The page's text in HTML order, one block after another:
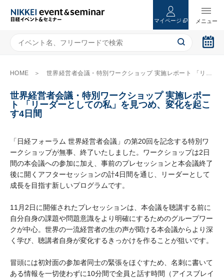
マイページ
HOME 世界経営者会議・特別ワークショップ 実施レポート 「リーダーとしての私」を見つめ、変化を起こす4日間
世界経営者会議・特別ワークショップ 実施レポー
ト 「リーダーとしての私」を見つめ、変化を起こ
す4日間
「日経フォーラム 世界経営者会議」の第20回を記念する特別ワ
ークショップが無事、終了いたしました。ワークショップは2日
間の本会議への参加に加え、事前のプレセッションと本会議終了
後に開くアフターセッションの計4日間を通じ、リーダーとして
成長を目指す新しいプログラムです。
11月2日に開催されたプレセッションは、本会議を聴講する前に
自分自身の課題や問題意識をより明確にするためのグループワー
クが中心。世界の一流経営者の生の声が聞ける本会議からより深
く学び、聴講者自身が変化するきっかけを作ることが狙いです。
冒頭には初対面の参加者同士の緊張をほぐすため、名刺に書いて
ある情報を一切使わずに10分間で全員と話す時間（アイスブレイ